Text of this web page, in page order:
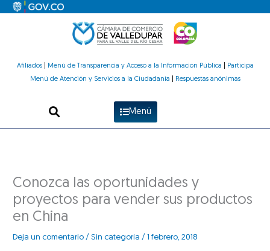
Afiliados| Menú de Transparencia y Acceso a la Información Pública
Participa
Menú de Atención y Servicios a la Ciudadanía
Respuestas anónimas
Menú
Conozca las oportunidades y
proyectos para vender sus productos
en China
Deja un comentario /Sin categoría /1 febrero, 2018